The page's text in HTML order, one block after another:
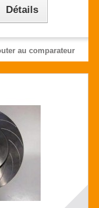
Détails
au comparateur